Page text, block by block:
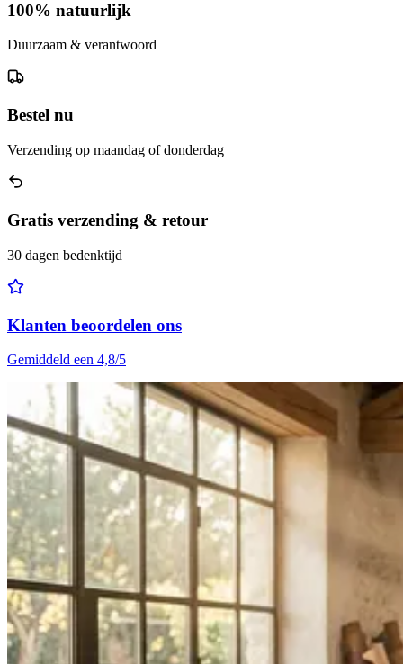
100% natuurlijk
Duurzaam & verantwoord
Bestel nu
Verzending op maandag of donderdag
Gratis verzending & retour
30 dagen bedenktijd
Klanten beoordelen ons
Gemiddeld een 4,8/5